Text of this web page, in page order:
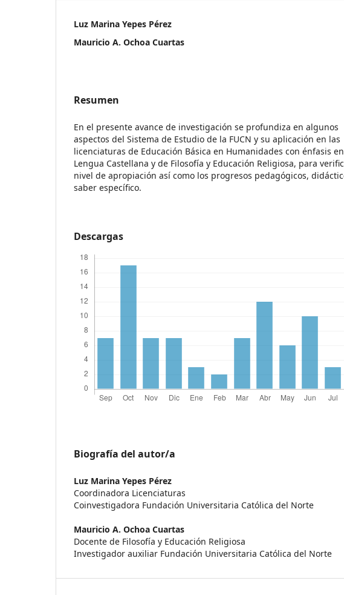
Luz Marina Yepes Pérez
Mauricio A. Ochoa Cuartas
Resumen
En el presente avance de investigación se profundiza en algunos
aspectos del Sistema de Estudio de la FUCN y su aplicación en las
licenciaturas de Educación Básica en Humanidades con énfasis en
Lengua Castellana y de Filosofía y Educación Religiosa, para
nivel de apropiación así como los progresos pedagógicos,
saber específico.
Descargas
Biografía del autor/a
Luz Marina Yepes Pérez
Coordinadora Licenciaturas
Coinvestigadora Fundación Universitaria Católica del Norte
Mauricio A. Ochoa Cuartas
Docente de Filosofía y Educación Religiosa
Investigador auxiliar Fundación Universitaria Católica del Norte